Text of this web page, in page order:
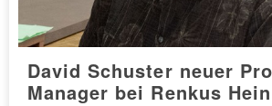
David Schuster neuer
Manager bei Renkus